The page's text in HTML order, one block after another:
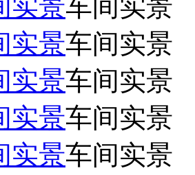
车间实景
车间实景
车间实景
车间实景
车间实景